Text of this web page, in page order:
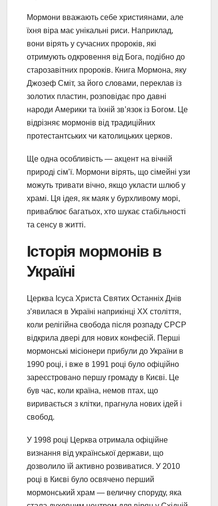
Мормони вважають себе християнами, але
їхня віра має унікальні риси. Наприклад,
вони вірять у сучасних пророків, які
отримують одкровення від Бога, подібно до
старозавітних пророків. Книга Мормона, яку
Джозеф Сміт, за його словами, переклав із
золотих пластин, розповідає про давні
народи Америки та їхній зв’язок із Богом. Це
відрізняє мормонів від традиційних
протестантських чи католицьких церков.
Ще одна особливість — акцент на вічній
природі сім’ї. Мормони вірять, що сімейні узи
можуть тривати вічно, якщо укласти шлюб у
храмі. Ця ідея, як маяк у бурхливому морі,
приваблює багатьох, хто шукає стабільності
та сенсу в житті.
Історія мормонів в
Україні
Церква Ісуса Христа Святих Останніх Днів
з’явилася в Україні наприкінці XX століття,
коли релігійна свобода після розпаду СРСР
відкрила двері для нових конфесій. Перші
мормонські місіонери прибули до України в
1990 році, і вже в 1991 році було офіційно
зареєстровано першу громаду в Києві. Це
був час, коли країна, немов птах, що
виривається з клітки, прагнула нових ідей і
свобод.
У 1998 році Церква отримала офіційне
визнання від української держави, що
дозволило їй активно розвиватися. У 2010
році в Києві було освячено перший
мормонський храм — величну споруду, яка